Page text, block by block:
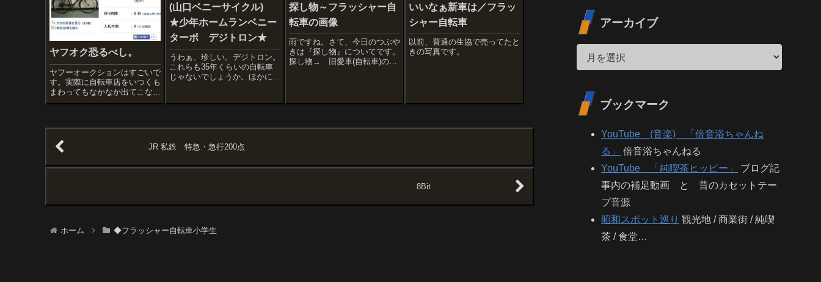
ヤフオク恐るべし。
ヤフーオークションはすごいで
す。実際に自転車店をいつくも
まわってもなかなか出てこない
ようなパーツがいとも簡単にみ
ば・・・・ブリヂストン アス
トロGは、ナショナル エレク
トロボーイなどとともに...
(山口ベニーサイクル)
★少年ホームランベニー
ターボ デジトロン★
うわぁ、珍しい。デジトロン。
これらも35年くらいの自転車
じゃないでしょうか。ほかにも
ある自転車店をのぞいてみたら
示しているものではなく、おっ
探し物～フラッシャー自
転車の画像
雨ですね。さて、今日のつぶや
きは『探し物』についてです。
探し物→ 旧愛車(自転車)の画
いいなぁ新車は／フラッ
シャー自転車
以前、普通の生協で売ってたと
きの写真です。
JR 私鉄 特急・急行200点
8Bit
ホーム ◆フラッシャー自転車小学生
アーカイブ
ブックマーク
YouTube (音楽) 「倍音浴ちゃんね
る」
倍音浴ちゃんねる
YouTube 「純喫茶ヒッピー」
ブログ記
事内の補足動画 と 昔のカセットテー
プ音源
昭和スポット巡り 観光地 / 商業街 / 純喫
茶 / 食堂…